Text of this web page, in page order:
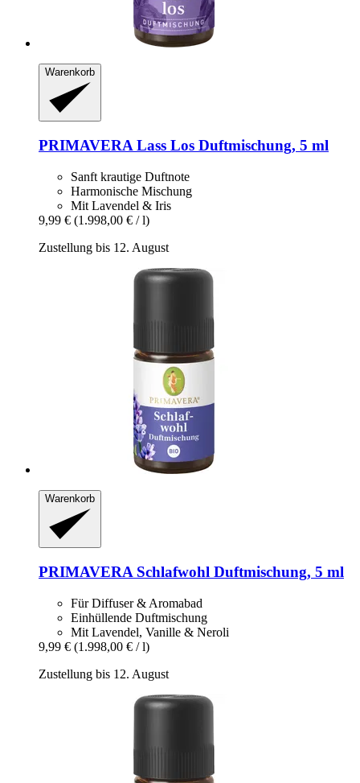
Warenkorb
PRIMAVERA Lass Los Duftmischung, 5 ml
Sanft krautige Duftnote
Harmonische Mischung
Mit Lavendel & Iris
9,99 € (1.998,00 € / l)
Zustellung bis 12. August
Warenkorb
PRIMAVERA Schlafwohl Duftmischung, 5 ml
Für Diffuser & Aromabad
Einhüllende Duftmischung
Mit Lavendel, Vanille & Neroli
9,99 € (1.998,00 € / l)
Zustellung bis 12. August